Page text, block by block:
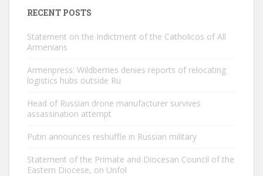
RECENT POSTS
Statement on the Indictment of the Catholicos of All
Armenians
Armenpress: Wildberries denies reports of relocating
logistics hubs outside Ru
Head of Russian drone manufacturer survives
assassination attempt
Putin announces reshuffle in Russian military
Statement of the Primate and Diocesan Council of the
Eastern Diocese, on Unfol